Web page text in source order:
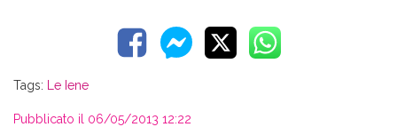
Tags: Le Iene
Pubblicato il 06/05/2013 12:22